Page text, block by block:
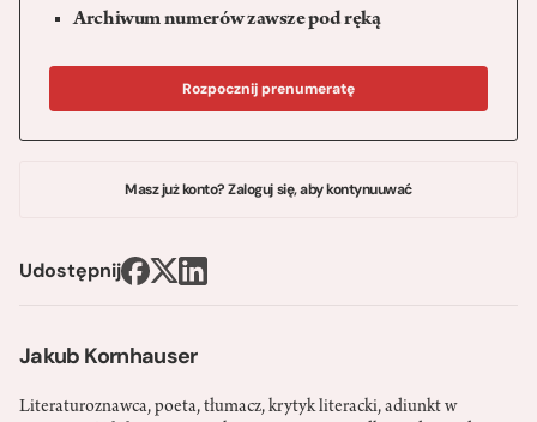
Jakub Kornhauser
Literaturoznawca, poeta, tłumacz, krytyk literacki, adiunkt w
Archiwum numerów zawsze pod ręką
Rozpocznij prenumeratę
Masz już konto? Zaloguj się, aby kontynuuwać
Udostępnij